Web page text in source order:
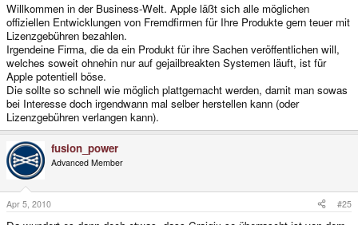
Willkommen in der Business-Welt. Apple läßt sich alle möglichen
offiziellen Entwicklungen von Fremdfirmen für Ihre Produkte gern teuer mit
Lizenzgebühren bezahlen.
Irgendeine Firma, die da ein Produkt für ihre Sachen veröffentlichen will,
welches soweit ohnehin nur auf gejailbreakten Systemen läuft, ist für
Apple potentiell böse.
Die sollte so schnell wie möglich plattgemacht werden, damit man sowas
bei Interesse doch irgendwann mal selber herstellen kann (oder
Lizenzgebühren verlangen kann).
fusion_power
Advanced Member
Apr 5, 2010 #25